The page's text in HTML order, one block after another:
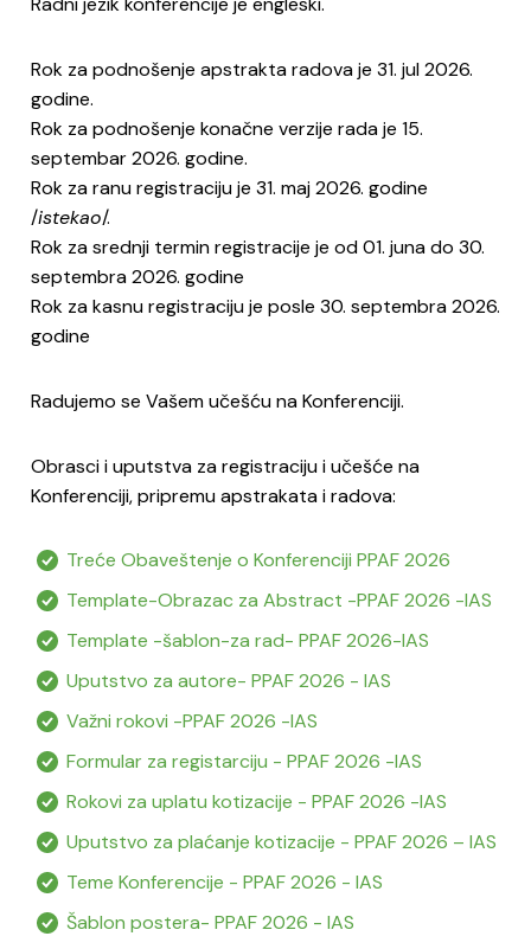
Rok za podnošenje apstrakta radova je 31. jul 2026.
godine.
Rok za podnošenje konačne verzije rada je 15.
septembar 2026. godine.
Rok za ranu registraciju je 31. maj 2026. godine
/istekao/.
Rok za srednji termin registracije je od 01. juna do 30.
septembra 2026. godine
Rok za kasnu registraciju je posle 30. septembra 2026.
godine
Radujemo se Vašem učešću na Konferenciji.
Obrasci i uputstva za registraciju i učešće na
Konferenciji, pripremu apstrakata i radova:
Treće Obaveštenje o Konferenciji PPAF 2026
Template-Obrazac za Abstract -PPAF 2026 -IAS
Template -šablon-za rad- PPAF 2026-IAS
Uputstvo za autore- PPAF 2026 - IAS
Važni rokovi -PPAF 2026 -IAS
Formular za registarciju - PPAF 2026 -IAS
Rokovi za uplatu kotizacije - PPAF 2026 -IAS
Uputstvo za plaćanje kotizacije - PPAF 2026 – IAS
Teme Konferencije - PPAF 2026 - IAS
Šablon postera- PPAF 2026 - IAS